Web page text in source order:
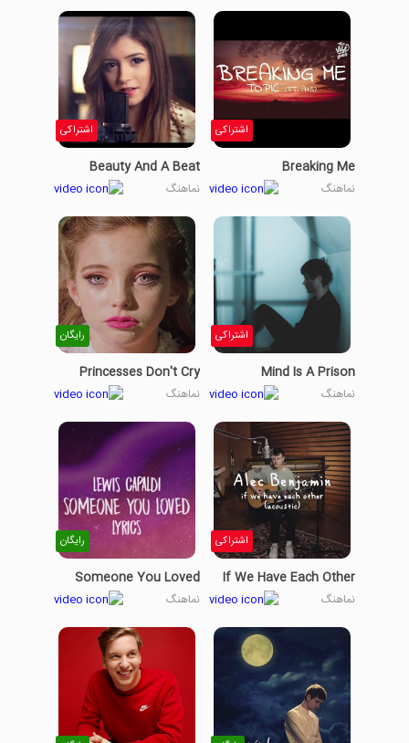
اشتراکی
Breaking Me
نماهنگ
اشتراکی
Beauty And A Beat
نماهنگ
اشتراکی
Mind Is A Prison
نماهنگ
رایگان
Princesses Don't Cry
نماهنگ
اشتراکی
If We Have Each Other
نماهنگ
رایگان
Someone You Loved
نماهنگ